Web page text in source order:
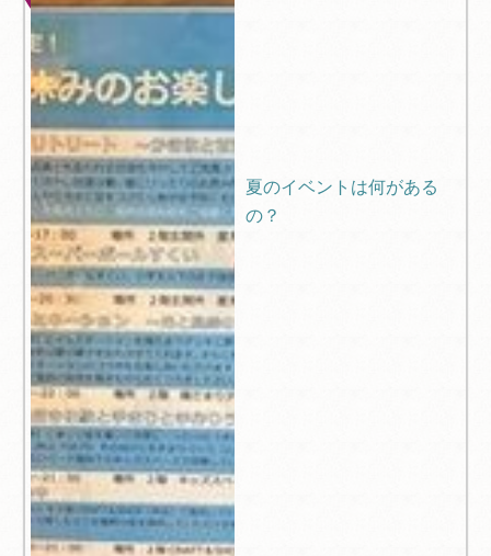
夏のイベントは何がある
の？